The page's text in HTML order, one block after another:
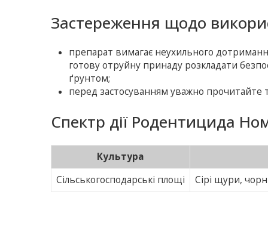
Застереження щодо
препарат вимагає неухильного
готову отруйну принаду розкладати
ґрунтом;
перед застосуванням уважно прочитайте
Спектр дії Родентицида
Культура
Сільськогосподарські площі
Сірі щури,